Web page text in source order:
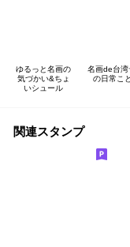
ゆるっと名画の
気づかい&ちょ
いシュール
名画de台
の日常こ
関連スタンプ